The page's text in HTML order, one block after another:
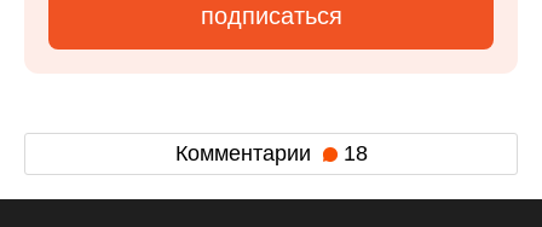
подписаться
Комментарии 18